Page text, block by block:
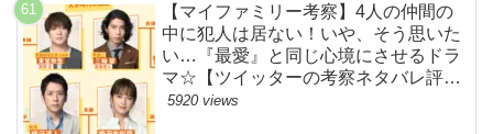
【マイファミリー考察】4人の仲間の
中に犯人は居ない！いや、そう思いた
い…『最愛』と同じ心境にさせるドラ
マ☆【ツイッターの考察ネタバレ評価
黒幕評判感想批判原作犯人キャスト脚
5920 views